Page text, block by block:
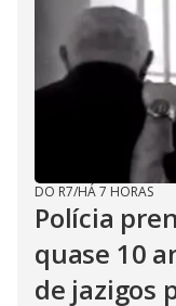
DO R7/HÁ 7 HORAS
Polícia
quase 10
de jazigos